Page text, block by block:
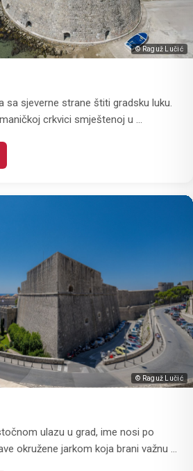
© Raguž Lučić
sa sjeverne strane štiti gradsku luku.
crkvici smještenoj u ...
© Raguž Lučić
ulazu u grad, ime nosi po
okružene jarkom koja brani važnu ...